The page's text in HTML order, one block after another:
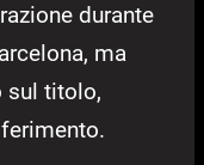
durante
ma
sul titolo,